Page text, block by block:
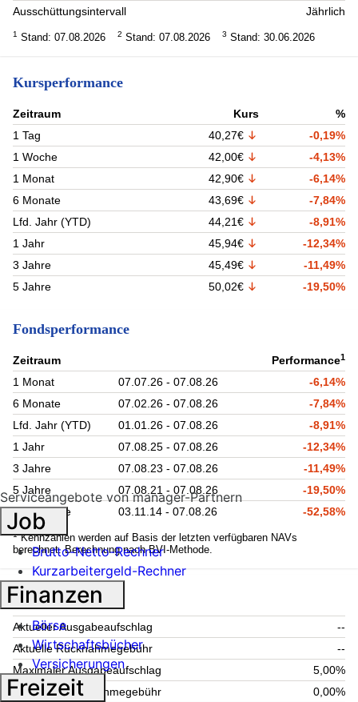
Ausschüttungsintervall Jährlich
1 Stand: 07.08.2026 2 Stand: 07.08.2026 3 Stand: 30.06.2026
Kursperformance
Zeitraum Kurs
%
1 Tag
40,27€
-0,19%
1 Woche
42,00€
-4,13%
1 Monat
42,90€
-6,14%
6 Monate
43,69€
-7,84%
Lfd. Jahr (YTD)
44,21€
-8,91%
1 Jahr
45,94€
-12,34%
3 Jahre
45,49€
-11,49%
5 Jahre
50,02€ -19,50%
Fondsperformance
Zeitraum Performance1
1 Monat 07.07.26 - 07.08.26
-6,14%
6 Monate
07.02.26 - 07.08.26
-7,84%
Lfd. Jahr (YTD)
01.01.26 - 07.08.26
-8,91%
1 Jahr
07.08.25 - 07.08.26
-12,34%
3 Jahre
07.08.23 - 07.08.26
-11,49%
5 Jahre
07.08.21 - 07.08.26
-19,50%
seit Auflage
03.11.14 - 07.08.26 -52,58%
1Kennzahlen werden auf Basis der letzten verfügbaren NAVs
berechnet. Berechnung nach BVI-Methode.
Fondsgebühren
Aktueller Ausgabeaufschlag
--
Aktuelle Rücknahmegebühr
--
Maximaler Ausgabeaufschlag
5,00%
Maximale Rücknahmegebühr
0,00%
Serviceangebote von manager-Partnern
Job
Brutto-Netto-Rechner
Kurzarbeitergeld-Rechner
Finanzen
Börse
Wirtschaftsbücher
Versicherungen
Freizeit